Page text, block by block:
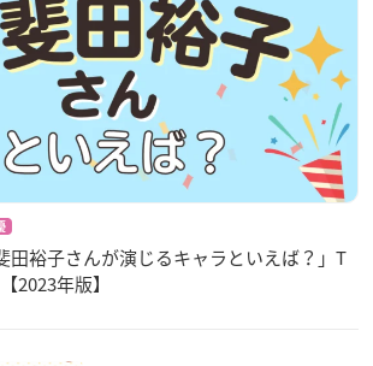
田裕子さんが演じるキャラといえば？」T
2023年版】